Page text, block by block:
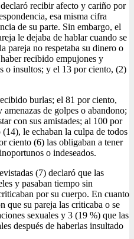
recibir afecto y cariño por
esa misma cifra
de su parte. Sin embargo, el
le dejaba de hablar cuando se
pareja no respetaba su dinero o
recibido empujones y
o insultos; y el 13 por ciento, (2)
burlas; el 81 por ciento,
de golpes o abandono;
con sus amistades; al 100 por
le echaban la culpa de todos
ciento (6) las obligaban a tener
o indeseados.
(7) declaró que las
y pasaban tiempo sin
por su cuerpo. En cuanto
que su pareja las criticaba o se
sexuales y 3 (19 %) que las
después de haberlas insultado